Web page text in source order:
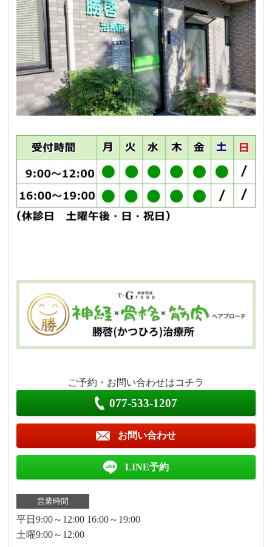
ご予約・お問い合わせはコチラ
077-533-1207
お問い合わせ
LINE予約
営業時間
平日9:00～12:00 16:00～19:00
土曜9:00～12:00